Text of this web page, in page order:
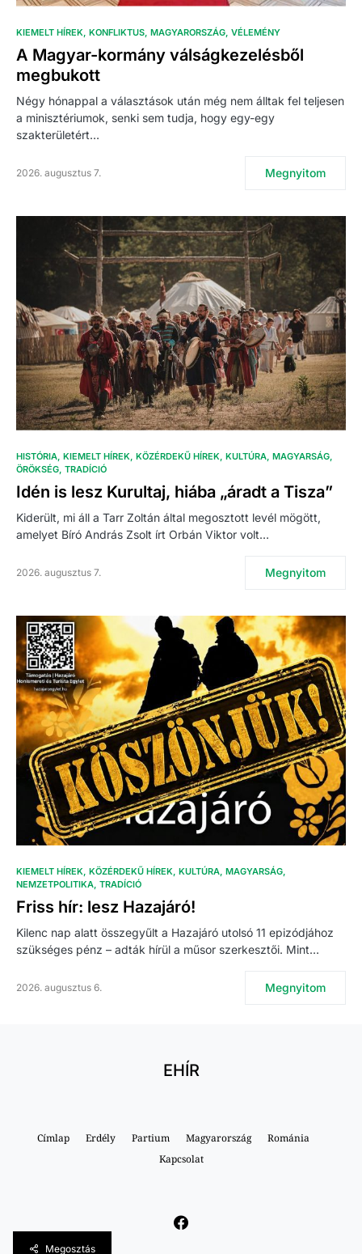
KIEMELT HÍREK KONFLIKTUS MAGYARORSZÁG VÉLEMÉNY
A Magyar-kormány válságkezelésből
megbukott
Négy hónappal a választások után még nem álltak fel teljesen
a minisztériumok, senki sem tudja, hogy egy-egy
szakterületért…
2026. augusztus 7. Megnyitom
HISTÓRIA KIEMELT HÍREK KÖZÉRDEKŰ HÍREK KULTÚRA MAGYARSÁG
ÖRÖKSÉG TRADÍCIÓ
Idén is lesz Kurultaj, hiába „áradt a Tisza”
Kiderült, mi áll a Tarr Zoltán által megosztott levél mögött,
amelyet Bíró András Zsolt írt Orbán Viktor volt…
2026. augusztus 7. Megnyitom
KIEMELT HÍREK KÖZÉRDEKŰ HÍREK KULTÚRA MAGYARSÁG
NEMZETPOLITIKA TRADÍCIÓ
Friss hír: lesz Hazajáró!
Kilenc nap alatt összegyűlt a Hazajáró utolsó 11 epizódjához
szükséges pénz – adták hírül a műsor szerkesztői. Mint…
2026. augusztus 6. Megnyitom
EHÍR
Címlap Erdély Partium Magyarország
Románia
Kapcsolat
Megosztás